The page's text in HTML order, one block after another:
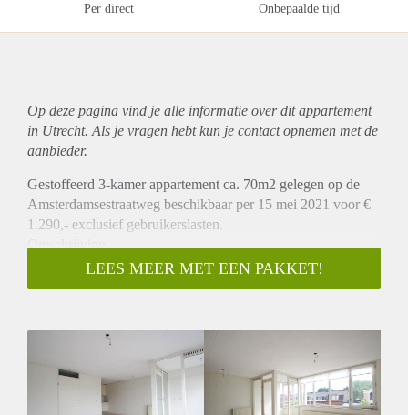
Per direct Onbepaalde tijd
Op deze pagina vind je alle informatie over ditappartement
in Utrecht. Als je vragen hebt kun je contact opnemen met de
aanbieder.
Gestoffeerd 3-kamer appartement ca. 70m2 gelegen op de
Amsterdamsestraatweg beschikbaar per 15 mei 2021 voor €
1.290,- exclusief gebruikerslasten.
Omschrijving
Dit appartement is gelegen op 2e verdieping van het
complex. Het appartement heeft een ruime woonkamer die
en koel-/vriescombinatie. De woonkamer heeft een inpandige
serre en die is uitgevoerd met een groot raam waardoor het
mogelijk is, ondanks het ontbreken van een buitenruimte, het
buitengevoel naar binnen te halen. Aan de andere zijde van
LEES MEER MET EEN PAKKET!